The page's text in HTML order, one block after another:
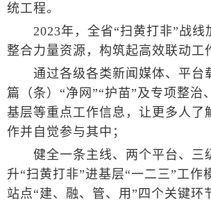
统工程。
2023年，全省“扫黄打非”战线
整合力量资源，构筑起高效联动
通过各级各类新闻媒体、平台
篇（条）“净网”“护苗”及专项整治
基层等重点工作信息，让更多人了
作并自觉参与其中；
健全一条主线、两个平台、三
升“扫黄打非”进基层“一二三”工作
站点“建、融、管、用”四个关键环